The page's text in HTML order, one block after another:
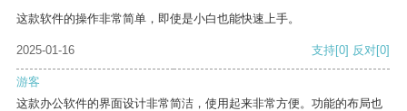
这款软件的操作非常简单，即使是小白也能快速上手。
2025-01-16 支持[0] 反对[0]
游客
这款办公软件的界面设计非常简洁，使用起来非常方便。功能的布局也